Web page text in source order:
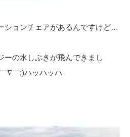
ョンチェアがあるんですけど…
の水しぶきが飛んできまし
￣;)ハッハッハ